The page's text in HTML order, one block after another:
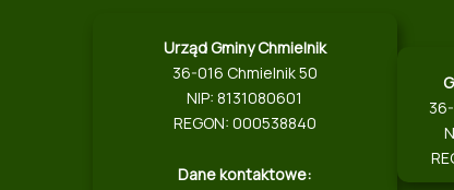
Urząd Gminy Chmielnik
36-016 Chmielnik 50
NIP: 8131080601
REGON: 000538840
Dane kontaktowe: